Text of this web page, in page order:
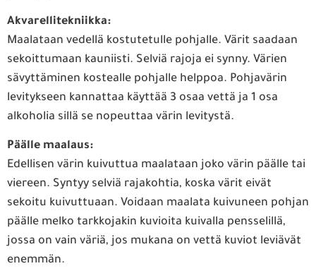
Akvarellitekniikka:
Maalataan vedellä kostutetulle pohjalle. Värit saadaan
sekoittumaan kauniisti. Selviä rajoja ei synny. Värien
sävyttäminen kostealle pohjalle helppoa. Pohjavärin
levitykseen kannattaa käyttää 3 osaa vettä ja 1 osa
alkoholia sillä se nopeuttaa värin levitystä.
Päälle maalaus:
Edellisen värin kuivuttua maalataan joko värin päälle tai
viereen. Syntyy selviä rajakohtia, koska värit eivät
sekoitu kuivuttuaan. Voidaan maalata kuivuneen pohjan
päälle melko tarkkojakin kuvioita kuivalla pensselillä,
jossa on vain väriä, jos mukana on vettä kuviot leviävät
enemmän.